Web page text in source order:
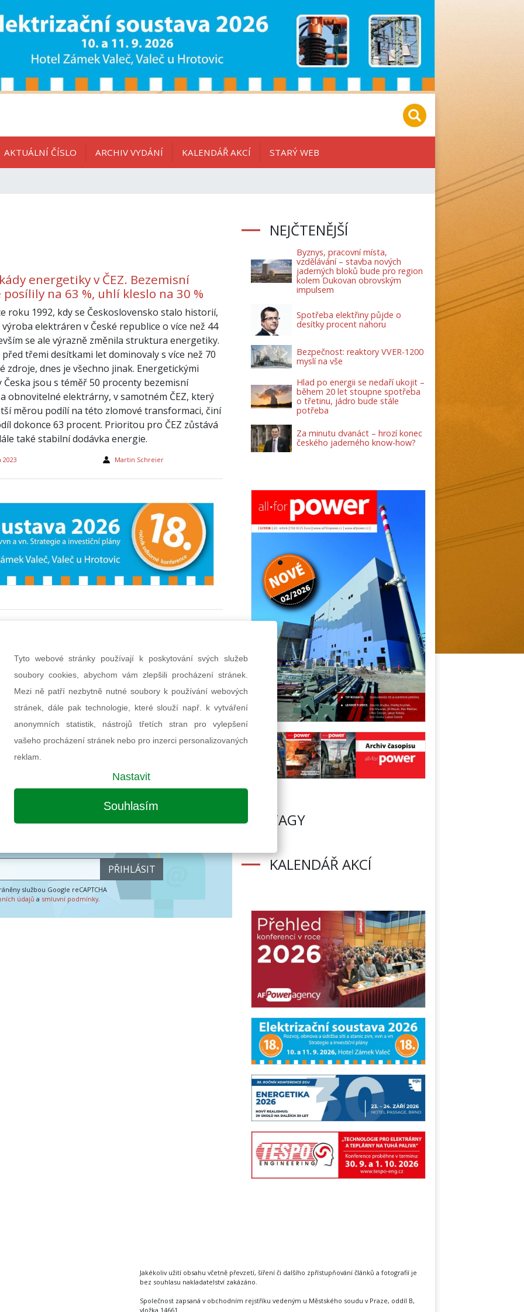
AKTUÁLNÍ ČÍSLO ARCHIV VYDÁNÍ KALENDÁŘ AKCÍ STARÝ WEB
energetiky v ČEZ. Bezemisní
na 63 %, uhlí kleslo na 30 %
roku 1992, kdy se Československo stalo historií,
elektráren v České republice o více než 44
se ale výrazně změnila struktura energetiky.
třemi desítkami let dominovaly s více než 70
zdroje, dnes je všechno jinak. Energetickými
Česka jsou s téměř 50 procenty bezemisní
obnovitelné elektrárny, v samotném ČEZ, který
měrou podílí na této zlomové transformaci, činí
dokonce 63 procent. Prioritou pro ČEZ zůstává
také stabilní dodávka energie.
2023 Martin Schreier
modernizace turbíny na Slapech za
60 let: velké bourání a přivaděč
novém hávu.
jednoho ze tří soustrojí - TG1 - vodní
Slapy zahájená loni v říjnu se dostává do etapy
prací kombinovaných s provedením vnitřního
prvního od roku 1955. Po skončení akce
účinnost této části elektrárny o cca 4 procenta,
navýšení roční produkce o 10 milionů kWh.
2019
časopisu All for Power
PŘIHLÁSIT
službou Google reCAPTCHA
údajů a smluvní podmínky.
NEJČTENĚJŠÍ
Byznys, pracovní místa,
vzdělávání – stavba nových
jaderných bloků bude pro region
kolem Dukovan obrovským
impulsem
Spotřeba elektřiny půjde o
desítky procent nahoru
Bezpečnost: reaktory VVER-1200
myslí na vše
Hlad po energii se nedaří ukojit –
během 20 let stoupne spotřeba
o třetinu, jádro bude stále
potřeba
Za minutu dvanáct – hrozí konec
českého jaderného know-how?
TAGY
KALENDÁŘ AKCÍ
Jakékoliv užití obsahu včetně převzetí, šíření či dalšího zpřístupňování článků a fotografií je
bez souhlasu nakladatelství zakázáno.
Společnost zapsaná v obchodním rejstříku vedeným u Městského soudu v Praze, oddíl B,
vložka 14661.
Tyto webové stránky používají k poskytování svých služeb
soubory cookies, abychom vám zlepšili procházení stránek.
Mezi ně patří nezbytně nutné soubory k používání webových
stránek, dále pak technologie, které slouží např. k vytváření
anonymních statistik, nástrojů třetích stran pro vylepšení
vašeho procházení stránek nebo pro inzerci personalizovaných
reklam.
Nastavit
Souhlasím